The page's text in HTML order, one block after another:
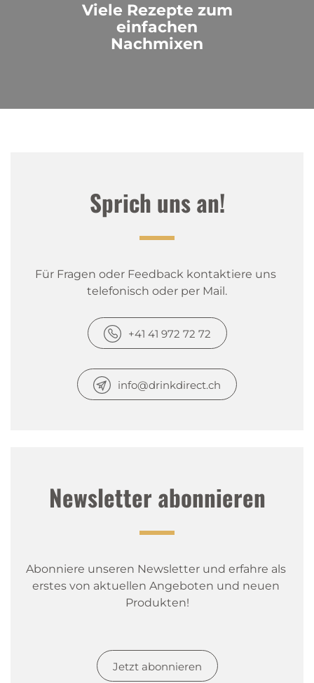
Viele Rezepte zum
einfachen
Nachmixen
Sprich uns an!
Für Fragen oder Feedback kontaktiere uns
telefonisch oder per Mail.
+41 41 972 72 72
info@drinkdirect.ch
Newsletter abonnieren
Abonniere unseren Newsletter und erfahre als
erstes von aktuellen Angeboten und neuen
Produkten!
Jetzt abonnieren